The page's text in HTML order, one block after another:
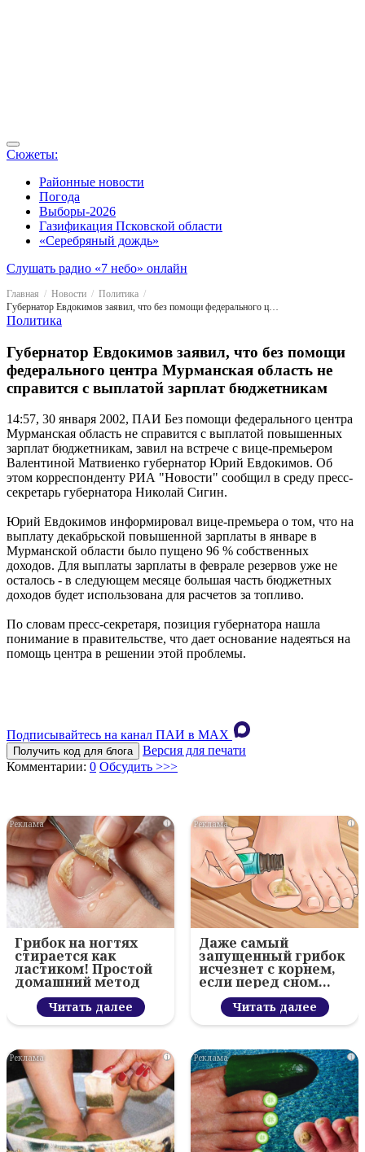
Сюжеты:
Районные новости
Погода
Выборы-2026
Газификация Псковской области
«Серебряный дождь»
Слушать радио «7 небо» онлайн
Главная Новости
Политика
Губернатор Евдокимов заявил, что без помощи федерального центра Мурманская область не справится с выплатой зарплат бюджетникам
Политика
Губернатор Евдокимов заявил, что без помощи
федерального центра Мурманская область не
справится с выплатой зарплат бюджетникам
14:57, 30 января 2002, ПАИ Без помощи федерального центра
Мурманская область не справится с выплатой повышенных
зарплат бюджетникам, завил на встрече с вице-премьером
Валентиной Матвиенко губернатор Юрий Евдокимов. Об
этом корреспонденту РИА "Новости" сообщил в среду пресс-
секретарь губернатора Николай Сигин.
Юрий Евдокимов информировал вице-премьера о том, что на
выплату декабрьской повышенной зарплаты в январе в
Мурманской области было пущено 96 % собственных
доходов. Для выплаты зарплаты в феврале резервов уже не
осталось - в следующем месяце большая часть бюджетных
доходов будет использована для расчетов за топливо.
По словам пресс-секретаря, позиция губернатора нашла
понимание в правительстве, что дает основание надеяться на
помощь центра в решении этой проблемы.
Подписывайтесь на канал ПАИ в MAХ
Получить код для блога
Версия для печати
Комментарии: 0 Обсудить >>>
i
Грибок на ногтях
стирается как
ластиком! Простой
домашний метод
Читать далее
i
Даже самый
запущенный грибок
исчезнет с корнем,
если перед сном…
Читать далее
i i